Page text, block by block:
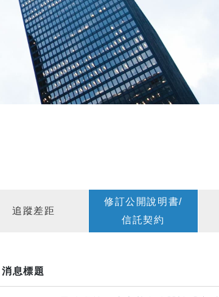
追蹤差距
修訂公開說明書/
信託契約
消息標題